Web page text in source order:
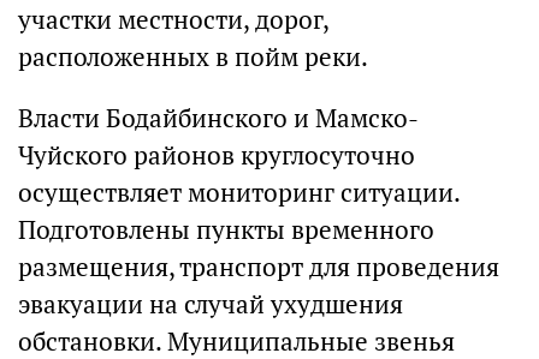
участки местности, дорог,
расположенных в пойм реки.
Власти Бодайбинского и Мамско-
Чуйского районов круглосуточно
осуществляет мониторинг ситуации.
Подготовлены пункты временного
размещения, транспорт для проведения
эвакуации на случай ухудшения
обстановки. Муниципальные звенья